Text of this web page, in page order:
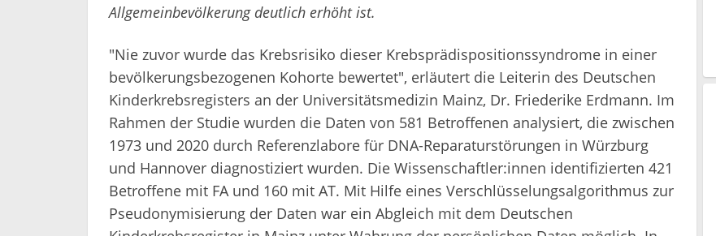
Allgemeinbevölkerung deutlich erhöht ist.
"Nie zuvor wurde das Krebsrisiko dieser Krebsprädispositionssyndrome in einer
bevölkerungsbezogenen Kohorte bewertet", erläutert die Leiterin des Deutschen
Kinderkrebsregisters an der Universitätsmedizin Mainz, Dr. Friederike Erdmann. Im
Rahmen der Studie wurden die Daten von 581 Betroffenen analysiert, die zwischen
1973 und 2020 durch Referenzlabore für DNA-Reparaturstörungen in Würzburg
und Hannover diagnostiziert wurden. Die Wissenschaftler:innen identifizierten 421
Betroffene mit FA und 160 mit AT. Mit Hilfe eines Verschlüsselungsalgorithmus zur
Pseudonymisierung der Daten war ein Abgleich mit dem Deutschen